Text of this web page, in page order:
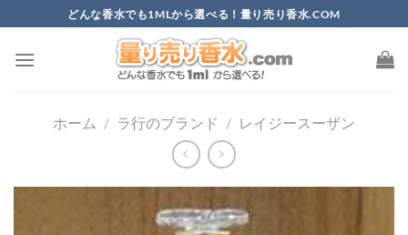
to
content
どんな香水でも1MLから選べる！量り売り香水.COM
ホーム / ラ行のブランド / レイジースーザン